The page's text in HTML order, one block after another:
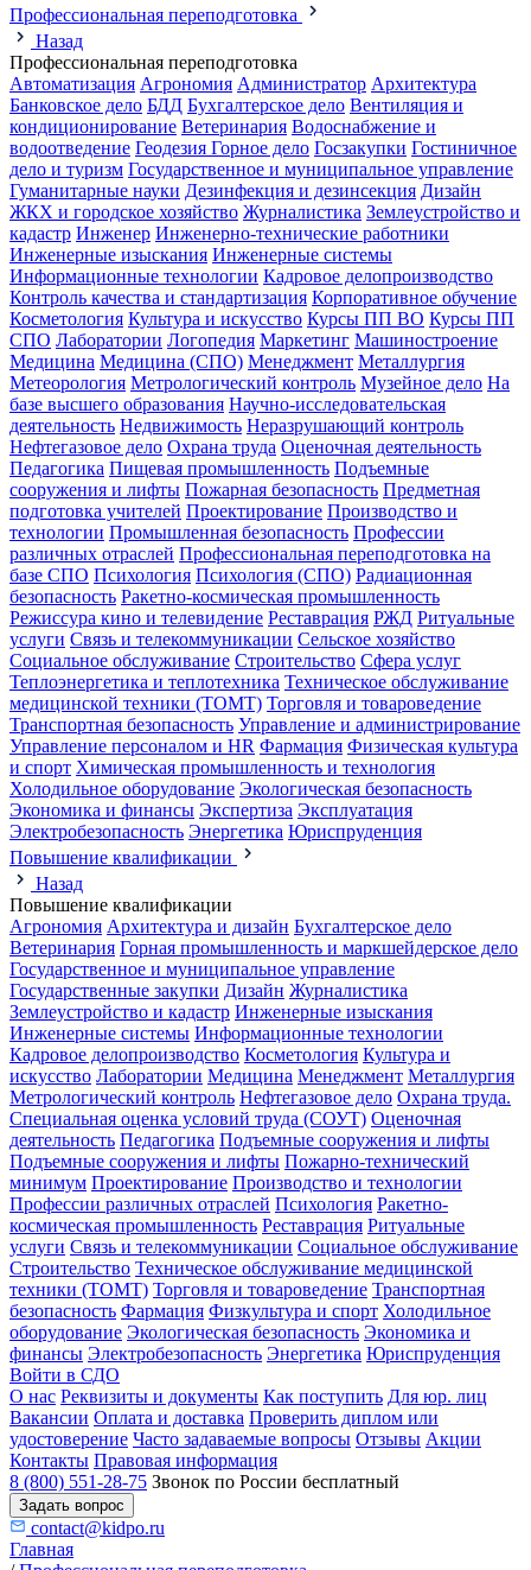
Профессиональная переподготовка
Назад
Профессиональная переподготовка
Автоматизация Агрономия Администратор Архитектура
Банковское дело БДД Бухгалтерское дело Вентиляция и
кондиционирование Ветеринария Водоснабжение и
водоотведение Геодезия Горное дело Госзакупки Гостиничное
дело и туризм Государственное и муниципальное управление
Гуманитарные науки Дезинфекция и дезинсекция Дизайн
ЖКХ и городское хозяйство Журналистика Землеустройство и
кадастр Инженер Инженерно-технические работники
Инженерные изыскания Инженерные системы
Информационные технологии Кадровое делопроизводство
Контроль качества и стандартизация Корпоративное обучение
Косметология Культура и искусство Курсы ПП ВО Курсы ПП
СПО Лаборатории Логопедия Маркетинг Машиностроение
Медицина Медицина (СПО) Менеджмент Металлургия
Метеорология Метрологический контроль Музейное дело На
базе высшего образования Научно-исследовательская
деятельность Недвижимость Неразрушающий контроль
Нефтегазовое дело Охрана труда Оценочная деятельность
Педагогика Пищевая промышленность Подъемные
сооружения и лифты Пожарная безопасность Предметная
подготовка учителей Проектирование Производство и
технологии Промышленная безопасность Профессии
различных отраслей Профессиональная переподготовка на
базе СПО Психология Психология (СПО) Радиационная
безопасность Ракетно-космическая промышленность
Режиссура кино и телевидение Реставрация РЖД Ритуальные
услуги Связь и телекоммуникации Сельское хозяйство
Социальное обслуживание Строительство Сфера услуг
Теплоэнергетика и теплотехника Техническое обслуживание
медицинской техники (ТОМТ) Торговля и товароведение
Транспортная безопасность Управление и администрирование
Управление персоналом и HR Фармация Физическая культура
и спорт Химическая промышленность и технология
Холодильное оборудование Экологическая безопасность
Экономика и финансы Экспертиза Эксплуатация
Электробезопасность Энергетика Юриспруденция
Повышение квалификации
Назад
Повышение квалификации
Агрономия Архитектура и дизайн Бухгалтерское дело
Ветеринария Горная промышленность и маркшейдерское дело
Государственное и муниципальное управление
Государственные закупки Дизайн Журналистика
Землеустройство и кадастр Инженерные изыскания
Инженерные системы Информационные технологии
Кадровое делопроизводство Косметология Культура и
искусство Лаборатории Медицина Менеджмент Металлургия
Метрологический контроль Нефтегазовое дело Охрана труда.
Специальная оценка условий труда (СОУТ) Оценочная
деятельность Педагогика Подъемные сооружения и лифты
Подъемные сооружения и лифты Пожарно-технический
минимум Проектирование Производство и технологии
Профессии различных отраслей Психология Ракетно-
космическая промышленность Реставрация Ритуальные
услуги Связь и телекоммуникации Социальное обслуживание
Строительство Техническое обслуживание медицинской
техники (ТОМТ) Торговля и товароведение Транспортная
безопасность Фармация Физкультура и спорт Холодильное
оборудование Экологическая безопасность Экономика и
финансы Электробезопасность Энергетика Юриспруденция
Войти в СДО
О нас Реквизиты и документы Как поступить Для юр. лиц
Вакансии Оплата и доставка Проверить диплом или
удостоверение Часто задаваемые вопросы Отзывы Акции
Контакты Правовая информация
8 (800) 551-28-75 Звонок по России бесплатный
Задать вопрос
contact@kidpo.ru
Главная